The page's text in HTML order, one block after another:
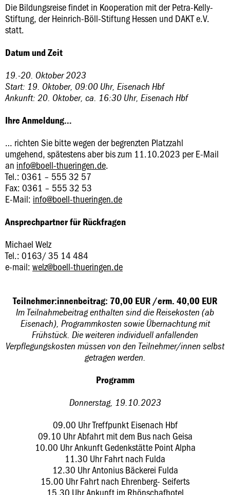
Die Bildungsreise findet in Kooperation mit der Petra-Kelly-
Stiftung, der Heinrich-Böll-Stiftung Hessen und DAKT e.V.
statt.
Datum und Zeit
19.-20. Oktober 2023
Start: 19. Oktober, 09:00 Uhr, Eisenach Hbf
Ankunft: 20. Oktober, ca. 16:30 Uhr, Eisenach Hbf
Ihre Anmeldung…
… richten Sie bitte wegen der begrenzten Platzzahl
umgehend, spätestens aber bis zum 11.10.2023 per E-Mail
an info@boell-thueringen.de.
Tel.: 0361 – 555 32 57
Fax: 0361 – 555 32 53
E-Mail: info@boell-thueringen.de
Ansprechpartner für Rückfragen
Michael Welz
Tel.: 0163/ 35 14 484
e-mail: welz@boell-thueringen.de
Teilnehmer:innenbeitrag: 70,00 EUR /erm. 40,00 EUR
Im Teilnahmebeitrag enthalten sind die Reisekosten (ab
Eisenach), Programmkosten sowie Übernachtung mit
Frühstück. Die weiteren individuell anfallenden
Verpflegungskosten müssen von den Teilnehmer/innen selbst
getragen werden.
Programm
Donnerstag, 19.10.2023
09.00 Uhr Treffpunkt Eisenach Hbf
09.10 Uhr Abfahrt mit dem Bus nach Geisa
10.00 Uhr Ankunft Gedenkstätte Point Alpha
11.30 Uhr Fahrt nach Fulda
12.30 Uhr Antonius Bäckerei Fulda
15.00 Uhr Fahrt nach Ehrenberg- Seiferts
15.30 Uhr Ankunft im Rhönschafhotel